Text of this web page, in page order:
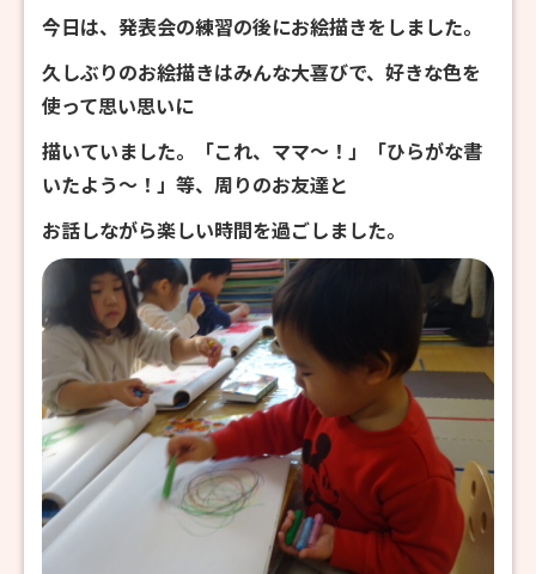
今日は、発表会の練習の後にお絵描きをしました。
久しぶりのお絵描きはみんな大喜びで、好きな色を
使って思い思いに
描いていました。「これ、ママ～！」「ひらがな書
いたよう～！」等、周りのお友達と
お話しながら楽しい時間を過ごしました。